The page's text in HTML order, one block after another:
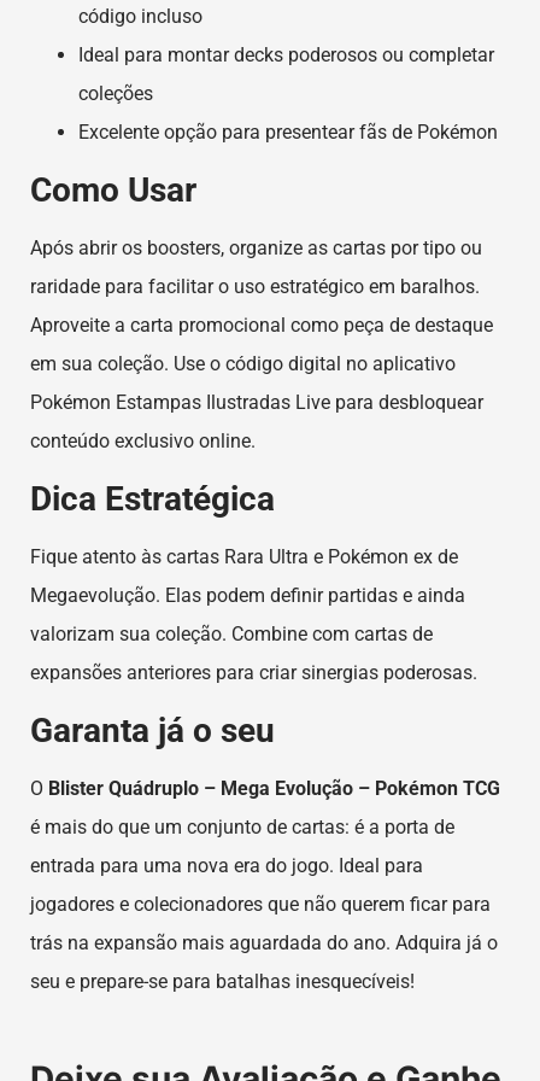
código incluso
Ideal para montar decks poderosos ou completar
coleções
Excelente opção para presentear fãs de Pokémon
Como Usar
Após abrir os boosters, organize as cartas por tipo ou
raridade para facilitar o uso estratégico em baralhos.
Aproveite a carta promocional como peça de destaque
em sua coleção. Use o código digital no aplicativo
Pokémon Estampas Ilustradas Live para desbloquear
conteúdo exclusivo online.
Dica Estratégica
Fique atento às cartas Rara Ultra e Pokémon ex de
Megaevolução. Elas podem definir partidas e ainda
valorizam sua coleção. Combine com cartas de
expansões anteriores para criar sinergias poderosas.
Garanta já o seu
O Blister Quádruplo – Mega Evolução – Pokémon TCG
é mais do que um conjunto de cartas: é a porta de
entrada para uma nova era do jogo. Ideal para
jogadores e colecionadores que não querem ficar para
trás na expansão mais aguardada do ano. Adquira já o
seu e prepare-se para batalhas inesquecíveis!